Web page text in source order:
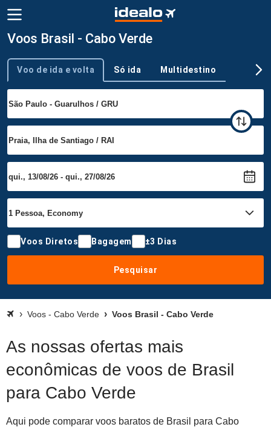
Voos Brasil - Cabo Verde
Tipo de viagem
Voo de ida e volta Só ida Multidestino
Voos Diretos Bagagem ±3 Dias
Pesquisar
Voos - Cabo Verde Voos Brasil - Cabo Verde
As nossas ofertas mais
econômicas de voos de Brasil
para Cabo Verde
Aqui pode comparar voos baratos de Brasil para Cabo